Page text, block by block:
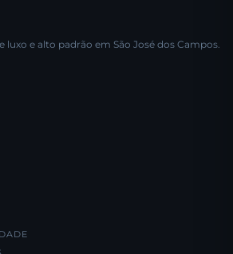
luxo e alto padrão em São José dos Campos.